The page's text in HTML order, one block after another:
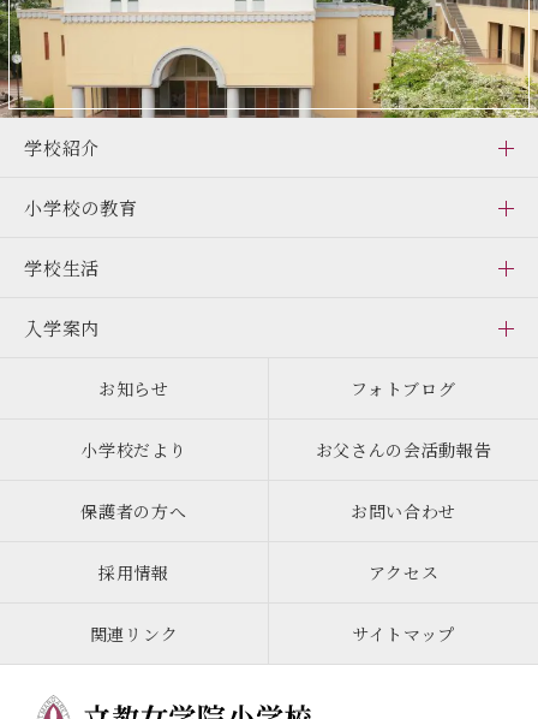
学校紹介
小学校の教育
学校生活
入学案内
お知らせ フォトブログ
小学校だより お父さんの会活動報告
保護者の方へ お問い合わせ
採用情報 アクセス
関連リンク サイトマップ